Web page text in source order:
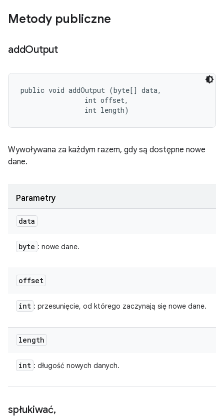
Metody publiczne
addOutput
public void addOutput (byte[] data,
                int offset,
                int length)
Wywoływana za każdym razem, gdy są dostępne nowe
dane.
Parametry
data
byte : nowe dane.
offset
int : przesunięcie, od którego zaczynają się nowe dane.
length
int : długość nowych danych.
spłukiwać,